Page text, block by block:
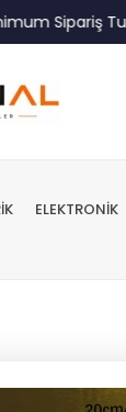
Sipariş Tutarı
ELEKTRONİK